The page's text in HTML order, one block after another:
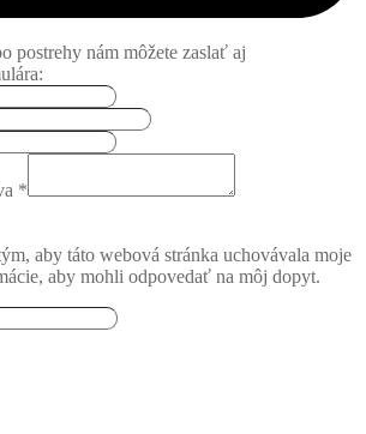
postrehy nám môžete zaslať aj
*
aby táto webová stránka uchovávala moje
aby mohli odpovedať na môj dopyt.